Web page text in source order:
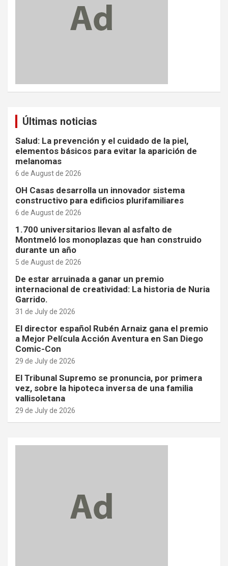
Últimas noticias
Salud: La prevención y el cuidado de la piel,
elementos básicos para evitar la aparición de
melanomas
6 de August de 2026
OH Casas desarrolla un innovador sistema
constructivo para edificios plurifamiliares
6 de August de 2026
1.700 universitarios llevan al asfalto de
Montmeló los monoplazas que han construido
durante un año
5 de August de 2026
De estar arruinada a ganar un premio
internacional de creatividad: La historia de Nuria
Garrido.
31 de July de 2026
El director español Rubén Arnaiz gana el premio
a Mejor Película Acción Aventura en San Diego
Comic-Con
29 de July de 2026
El Tribunal Supremo se pronuncia, por primera
vez, sobre la hipoteca inversa de una familia
vallisoletana
29 de July de 2026